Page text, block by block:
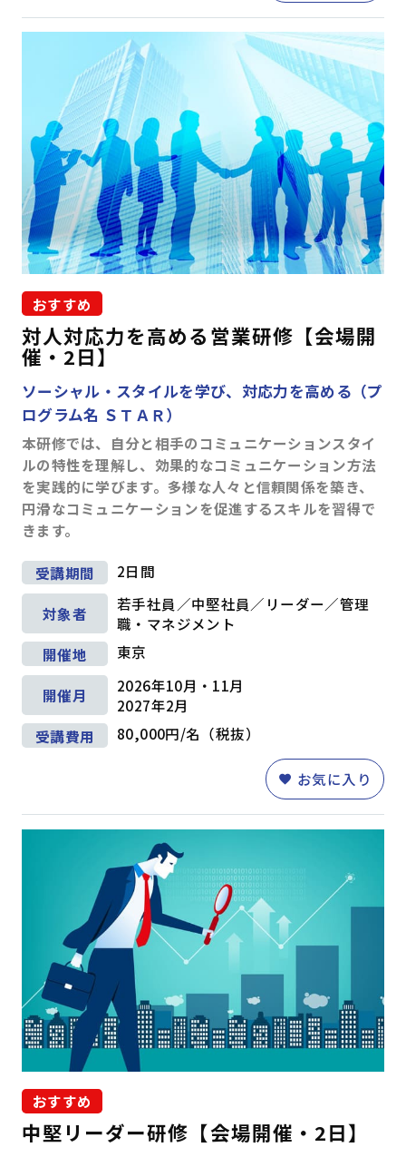
おすすめ
対人対応力を高める営業研修【会場開
催・2日】
ソーシャル・スタイルを学び、対応力を高める（プ
ログラム名 ＳＴＡＲ）
本研修では、自分と相手のコミュニケーションスタイ
ルの特性を理解し、効果的なコミュニケーション方法
を実践的に学びます。多様な人々と信頼関係を築き、
円滑なコミュニケーションを促進するスキルを習得で
きます。
受講期間 2日間
対象者
若手社員／中堅社員／リーダー／管理
職・マネジメント
開催地
東京
開催月
2026年10月・11月
2027年2月
受講費用
80,000円/名（税抜）
お気に入り
おすすめ
中堅リーダー研修【会場開催・2日】
テーマ
階層別マインドセット・知識
ダイバーシティ＆インクルージョン(5)
営業・サービス(30)
マネジメントスキル
経営管理(8) 組織運営(45) 目標管理
人材育成
(19)
対課題スキル
論理思考
(26) 問題解決 (30)
企画・発想 (18) 情報収集・分析(24)
戦略(9) マーケティング(6)
段取り・計画(6) 業務改善(10)
対人スキル
ビジネスマナー (4)